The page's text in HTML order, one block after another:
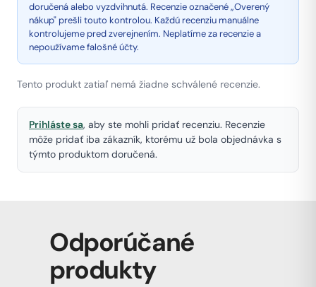
doručená alebo vyzdvihnutá. Recenzie označené „Overený
nákup" prešli touto kontrolou. Každú recenziu manuálne
kontrolujeme pred zverejnením. Neplatíme za recenzie a
nepoužívame falošné účty.
Tento produkt zatiaľ nemá žiadne schválené recenzie.
Prihláste sa, aby ste mohli pridať recenziu. Recenzie
môže pridať iba zákazník, ktorému už bola objednávka s
týmto produktom doručená.
Odporúčané
produkty